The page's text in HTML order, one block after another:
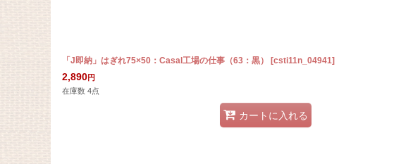
「J即納」はぎれ75×50：Casal工場の仕事（63：黒） [csti11n_04941]
2,890円
在庫数 4点
カートに入れる